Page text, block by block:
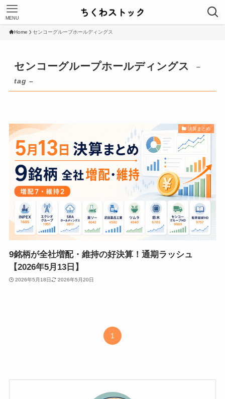
MENU
Home センコーグループホールディングス
センコーグループホールディングス
–
tag –
決算まとめ
9銘柄が全社増配・維持の好決算！通期ラッシュ
【2026年5月13日】
2026年5月18日 2026年5月20日
1